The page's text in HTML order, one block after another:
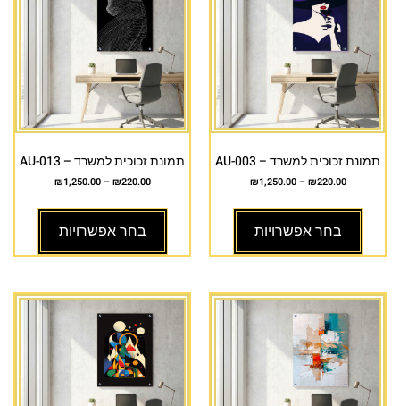
תמונת זכוכית למשרד – AU-003
₪220.00
–
₪1,250.00
בחר אפשרויות
תמונת זכוכית למשרד – AU-013
₪220.00
–
₪1,250.00
בחר אפשרויות